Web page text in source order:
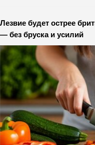
Лезвие будет острее
— без бруска и усилий